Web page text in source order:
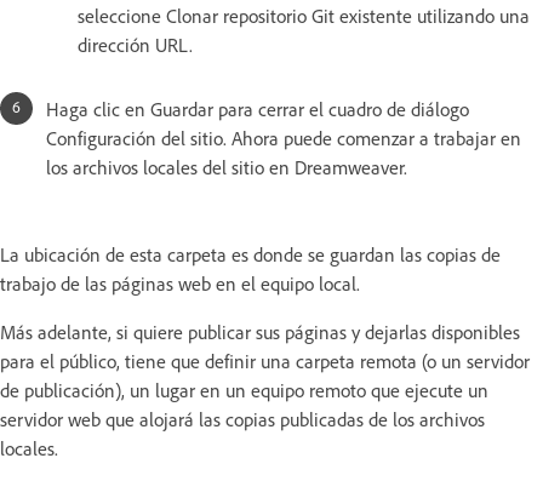
seleccione Clonar repositorio Git existente utilizando una
dirección URL.
Haga clic en Guardar para cerrar el cuadro de diálogo
Configuración del sitio. Ahora puede comenzar a trabajar en
los archivos locales del sitio en Dreamweaver.
La ubicación de esta carpeta es donde se guardan las copias de
trabajo de las páginas web en el equipo local.
Más adelante, si quiere publicar sus páginas y dejarlas disponibles
para el público, tiene que definir una carpeta remota (o un servidor
de publicación), un lugar en un equipo remoto que ejecute un
servidor web que alojará las copias publicadas de los archivos
locales.